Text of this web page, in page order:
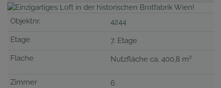
4244
7. Etage
Nutzfläche ca. 400,8 m2
6